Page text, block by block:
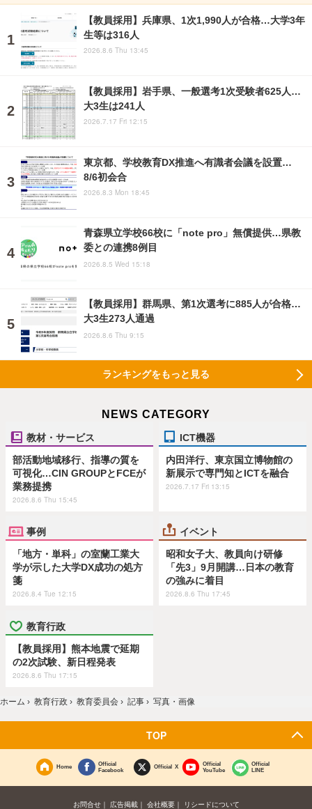
【教員採用】兵庫県、1次1,990人が合格…大学3年
生等は316人
2026.8.6 Thu 13:45
【教員採用】岩手県、一般選考1次受験者625人…
大3生は241人
2026.7.17 Fri 12:15
東京都、学校教育DX推進へ有識者会議を設置…
8/6初会合
2026.8.3 Mon 18:45
青森県立学校66校に「note pro」無償提供…県教
委との連携8例目
2026.8.5 Wed 15:18
【教員採用】群馬県、第1次選考に885人が合格…
大3生273人通過
2026.8.6 Thu 9:15
ランキングをもっと見る
NEWS CATEGORY
教材・サービス
部活動地域移行、指導の質を
可視化…CIN GROUPとFCEが
業務提携
2026.8.6 Thu 15:45
ICT機器
内田洋行、東京国立博物館の
新展示で専門知とICTを融合
2026.7.17 Fri 13:15
事例
「地方・単科」の室蘭工業大
学が示した大学DX成功の処方
箋
2026.8.4 Tue 12:15
イベント
昭和女子大、教員向け研修
「先3」9月開講…日本の教育
の強みに着目
2026.8.6 Thu 17:45
教育行政
【教員採用】熊本地震で延期
の2次試験、新日程発表
2026.8.6 Thu 17:15
ホーム › 教育行政 › 教育委員会 › 記事 › 写真・画像
TOP
Home
Official
Facebook
Official X
Official
YouTube
Official
LINE
お問合せ 広告掲載 会社概要 リシードについて